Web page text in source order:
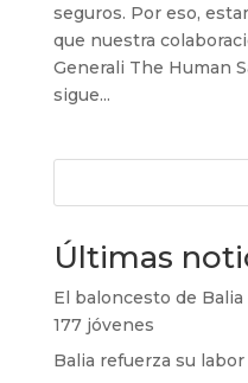
seguros. Por eso,
que nuestra
Generali The Human
sigue...
Últimas
El baloncesto de
177 jóvenes
Balia refuerza su